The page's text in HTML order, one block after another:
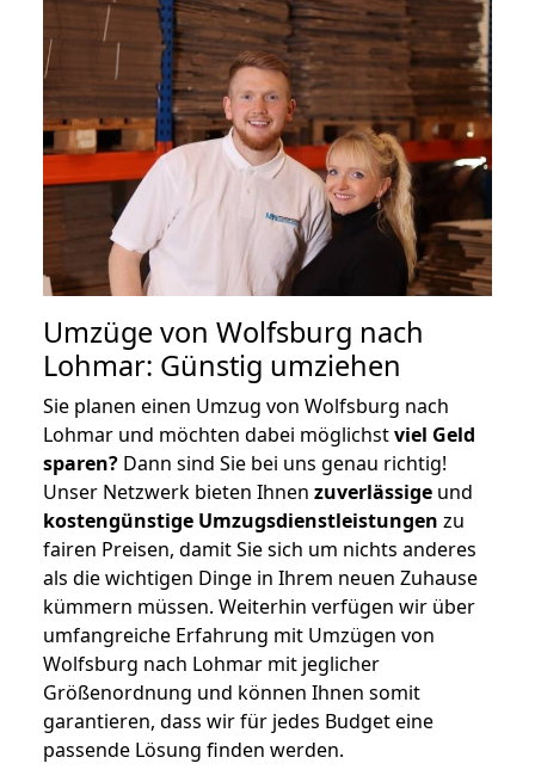
Umzüge von Wolfsburg nach
Lohmar: Günstig umziehen
Sie planen einen Umzug von Wolfsburg nach
Lohmar und möchten dabei möglichstviel Geld
sparen? Dann sind Sie bei uns genau richtig!
Unser Netzwerk bieten Ihnen zuverlässige und
kostengünstige Umzugsdienstleistungen zu
fairen Preisen, damit Sie sich um nichts anderes
als die wichtigen Dinge in Ihrem neuen Zuhause
kümmern müssen. Weiterhin verfügen wir über
umfangreiche Erfahrung mit Umzügen von
Wolfsburg nach Lohmar mit jeglicher
Größenordnung und können Ihnen somit
garantieren, dass wir für jedes Budget eine
passende Lösung finden werden.